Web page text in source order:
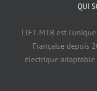
QUI
LIFT-MTB est
Française depuis
électrique